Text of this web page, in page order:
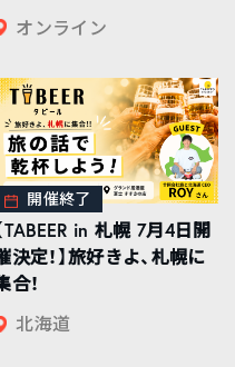
オンライン
開催終了
【TABEER in 札幌 7月4日開
決定！】旅好きよ、札幌に
合！
北海道